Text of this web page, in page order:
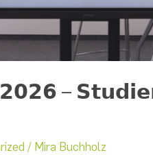
–
/ Mira Buchholz